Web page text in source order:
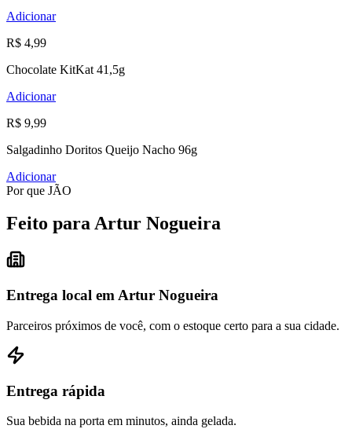
Adicionar
R$ 4,99
Chocolate KitKat 41,5g
Adicionar
R$ 9,99
Salgadinho Doritos Queijo Nacho 96g
Adicionar
Por que JÃO
Feito para Artur Nogueira
Entrega local em Artur Nogueira
Parceiros próximos de você, com o estoque certo para a sua cidade.
Entrega rápida
Sua bebida na porta em minutos, ainda gelada.